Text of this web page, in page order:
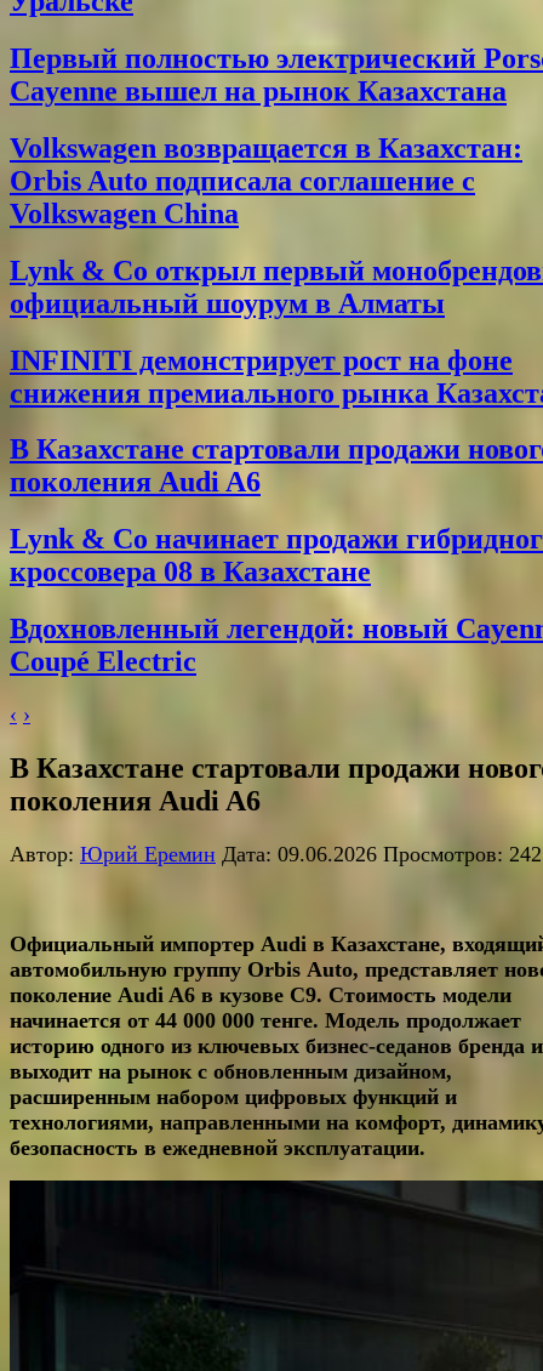
Первый полностью электрический
Cayenne вышел на рынок Казахстана
Volkswagen возвращается в Казахстан:
Orbis Auto подписала соглашение с
Volkswagen China
Lynk & Co открыл первый
официальный шоурум в Алматы
INFINITI демонстрирует рост на фоне
снижения премиального рынка
В Казахстане стартовали продажи
поколения Audi A6
Lynk & Co начинает продажи
кроссовера 08 в Казахстане
Вдохновленный легендой: новый
Coupé Electric
‹ ›
В Казахстане стартовали продажи
поколения Audi A6
Автор: Юрий Еремин Дата: 09.06.2026 Просмотров: 242
Официальный импортер Audi в Казахстане,
автомобильную группу Orbis Auto, представляет
поколение Audi A6 в кузове С9. Стоимость модели
начинается от 44 000 000 тенге. Модель продолжает
историю одного из ключевых бизнес-седанов бренда и
выходит на рынок с обновленным дизайном,
расширенным набором цифровых функций и
технологиями, направленными на комфорт,
безопасность в ежедневной эксплуатации.